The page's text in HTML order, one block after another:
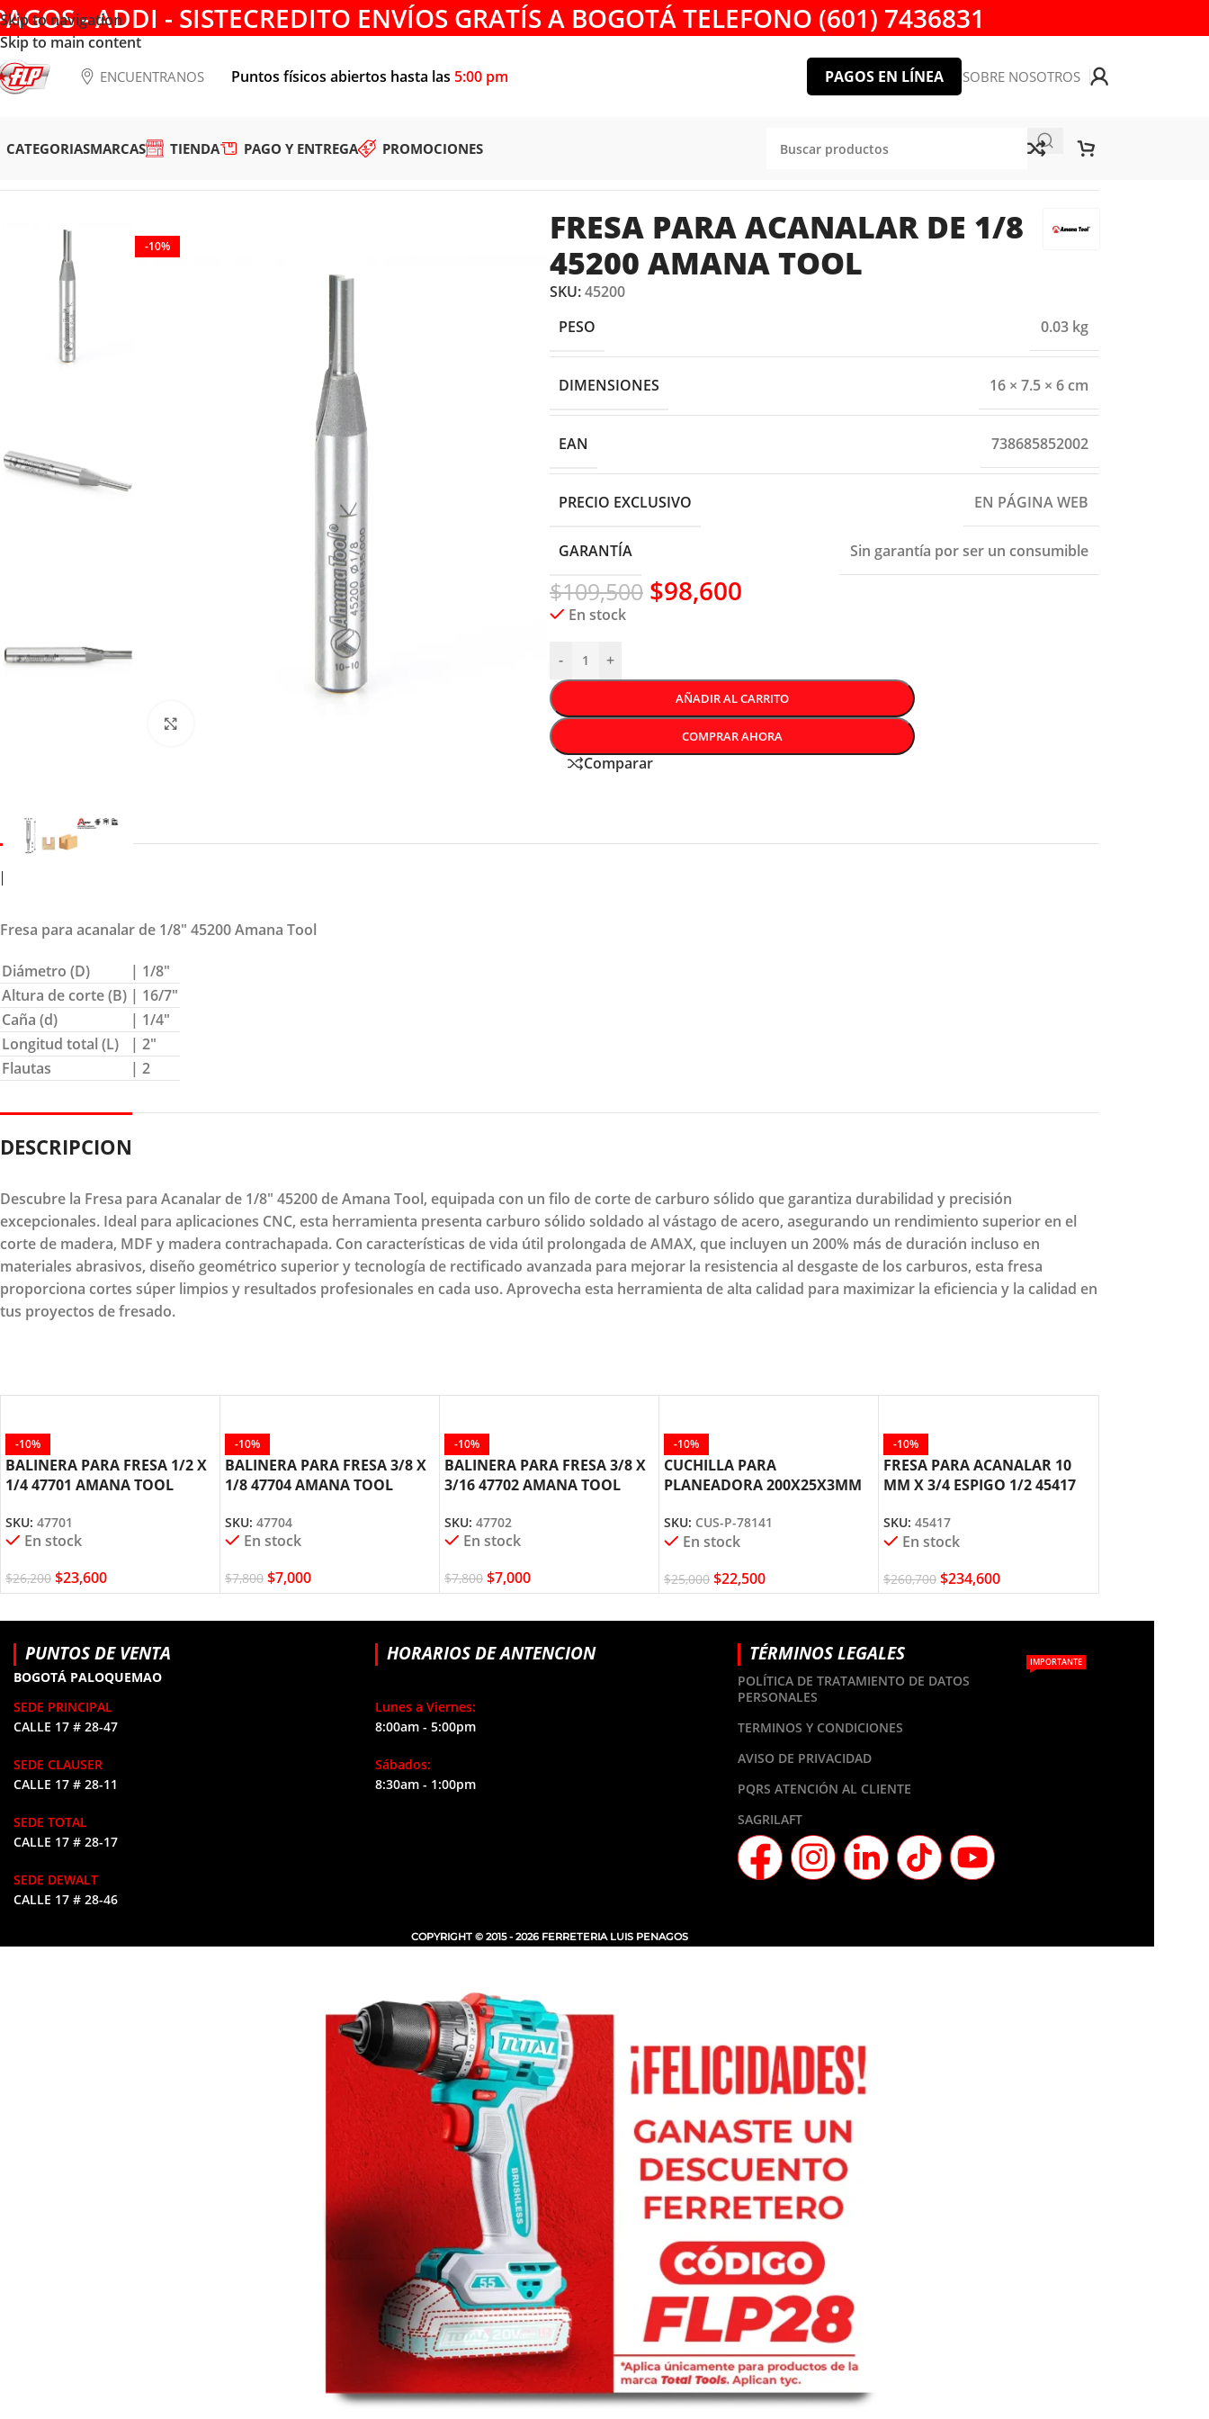
Skip to navigation
Skip to main content
- ADDI - SISTECREDITO ENVÍOS GRATÍS A BOGOTÁ TELEFONO (601) 7436831
ENCUENTRANOS Puntos físicos abiertos hasta las 5:00 pm PAGOS EN LÍNEA SOBRE NOSOTROS
CATEGORIASMARCAS TIENDA PAGO Y ENTREGA PROMOCIONES
-10%
FRESA PARA ACANALAR DE 1/8
45200 AMANA TOOL
SKU:45200
PESO
0.03 kg
DIMENSIONES 16 × 7.5 × 6 cm
EAN 738685852002
PRECIO EXCLUSIVO EN PÁGINA WEB
GARANTÍA Sin garantía por ser un consumible
$109,500 $98,600
En stock
- +
AÑADIR AL CARRITO
COMPRAR AHORA
Comparar
DETALLES
Fresa para acanalar de 1/8″ 45200 Amana Tool
Diámetro (D)
| 1/8″
Altura de corte (B) | 16/7″
Caña (d)
| 1/4″
Longitud total (L)
| 2″
Flautas
| 2
DESCRIPCION
Descubre la Fresa para Acanalar de 1/8" 45200 de Amana Tool, equipada con un filo de corte de carburo sólido que garantiza durabilidad y precisión
excepcionales. Ideal para aplicaciones CNC, esta herramienta presenta carburo sólido soldado al vástago de acero, asegurando un rendimiento superior en el
corte de madera, MDF y madera contrachapada. Con características de vida útil prolongada de AMAX, que incluyen un 200% más de duración incluso en
materiales abrasivos, diseño geométrico superior y tecnología de rectificado avanzada para mejorar la resistencia al desgaste de los carburos, esta fresa
proporciona cortes súper limpios y resultados profesionales en cada uso. Aprovecha esta herramienta de alta calidad para maximizar la eficiencia y la calidad en
tus proyectos de fresado.
-10%
BALINERA PARA FRESA 1/2 X
1/4 47701 AMANA TOOL
SKU: 47701
En stock
$26,200 $23,600
-10%
BALINERA PARA FRESA 3/8 X
1/8 47704 AMANA TOOL
SKU: 47704
En stock
$7,800 $7,000
-10%
BALINERA PARA FRESA 3/8 X
3/16 47702 AMANA TOOL
SKU: 47702
En stock
$7,800 $7,000
-10%
CUCHILLA PARA
PLANEADORA 200X25X3MM
SKU: CUS-P-78141
En stock
$25,000 $22,500
-10%
FRESA PARA ACANALAR 10
MM X 3/4 ESPIGO 1/2 45417
SKU: 45417
En stock
$260,700 $234,600
PUNTOS DE VENTA
BOGOTÁ PALOQUEMAO
SEDE PRINCIPAL
CALLE 17 # 28-47
SEDE CLAUSER
CALLE 17 # 28-11
SEDE TOTAL
CALLE 17 # 28-17
SEDE DEWALT
CALLE 17 # 28-46
HORARIOS DE ANTENCION
Lunes a Viernes:
8:00am - 5:00pm
Sábados:
8:30am - 1:00pm
TÉRMINOS LEGALES
POLÍTICA DE TRATAMIENTO DE DATOS
PERSONALES
IMPORTANTE
TERMINOS Y CONDICIONES
AVISO DE PRIVACIDAD
PQRS ATENCIÓN AL CLIENTE
SAGRILAFT
COPYRIGHT © 2015 - 2026 FERRETERIA LUIS PENAGOS